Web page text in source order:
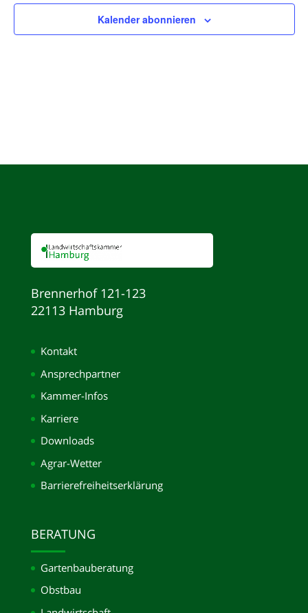
Kalender abonnieren
Brennerhof 121-123
22113 Hamburg
Kontakt
Ansprechpartner
Kammer-Infos
Karriere
Downloads
Agrar-Wetter
Barrierefreiheitserklärung
BERATUNG
Gartenbauberatung
Obstbau